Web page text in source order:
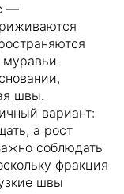
—
муравьи
швы.
вариант:
а рост
соблюдать
фракция
швы